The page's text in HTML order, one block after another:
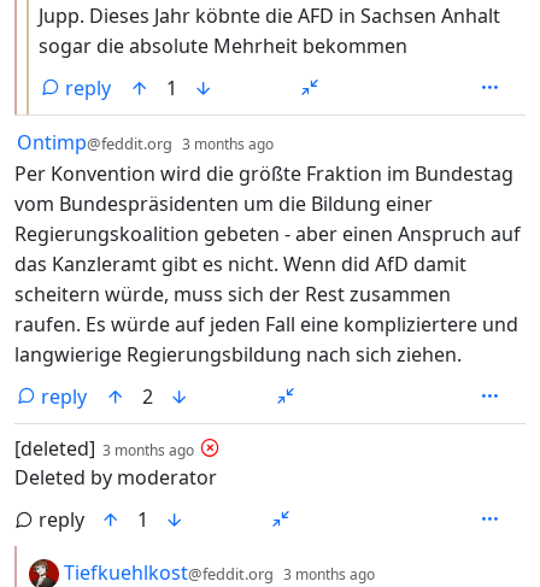
Jupp. Dieses Jahr köbnte die AFD in Sachsen Anhalt
sogar die absolute Mehrheit bekommen
reply
1
by
Ontimp@feddit.org 3 months ago
Per Konvention wird die größte Fraktion im Bundestag
vom Bundespräsidenten um die Bildung einer
Regierungskoalition gebeten - aber einen Anspruch auf
das Kanzleramt gibt es nicht. Wenn did AfD damit
scheitern würde, muss sich der Rest zusammen
raufen. Es würde auf jeden Fall eine kompliziertere und
langwierige Regierungsbildung nach sich ziehen.
reply
2
by
[deleted] 3 months ago depth: 1
Deleted by moderator
reply
1
by
Tiefkuehlkost@feddit.org 3 months ago